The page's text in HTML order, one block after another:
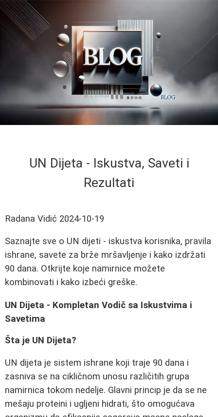
UN Dijeta - Iskustva, Saveti i
Rezultati
Radana Vidić 2024-10-19
Saznajte sve o UN dijeti - iskustva korisnika, pravila
ishrane, savete za brže mršavljenje i kako izdržati
90 dana. Otkrijte koje namirnice možete
kombinovati i kako izbeći greške.
UN Dijeta - Kompletan Vodič sa Iskustvima i
Savetima
Šta je UN Dijeta?
UN dijeta je sistem ishrane koji traje 90 dana i
zasniva se na cikličnom unosu različitih grupa
namirnica tokom nedelje. Glavni princip je da se ne
mešaju proteini i ugljeni hidrati, što omogućava